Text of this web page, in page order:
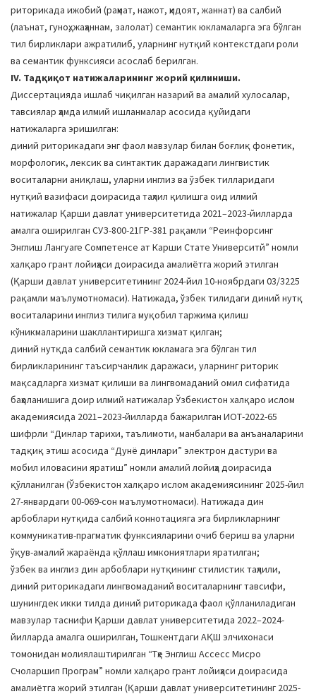
риторикада ижобий (раҳмат, нажот, ҳидоят, жаннат) ва салбий
(лаънат, гуноҳ, жаҳаннам, залолат) семантик юкламаларга эга бўлган
тил бирликлари ажратилиб, уларнинг нутқий контекстдаги роли
ва семантик функсияси асослаб берилган.
IV. Тадқиқот натижаларининг жорий қилиниши.
Диссертацияда ишлаб чиқилган назарий ва амалий хулосалар,
тавсиялар ҳамда илмий ишланмалар асосида қуйидаги
натижаларга эришилган:
диний риторикадаги энг фаол мавзулар билан боғлиқ фонетик,
морфологик, лексик ва синтактик даражадаги лингвистик
воситаларни аниқлаш, уларни инглиз ва ўзбек тилларидаги
нутқий вазифаси доирасида таҳлил қилишга оид илмий
натижалар Қарши давлат университетида 2021–2023-йилларда
амалга оширилган СУЗ-800-21ГР-381 рақамли “Реинфорcинг
Энглиш Лангуаге Cомпетенcе ат Карши Стате Университй” номли
халқаро грант лойиҳаси доирасида амалиётга жорий этилган
(Қарши давлат университетининг 2024-йил 10-ноябрдаги 03/3225
рақамли маълумотномаси). Натижада, ўзбек тилидаги диний нутқ
воситаларини инглиз тилига муқобил таржима қилиш
кўникмаларини шакллантиришга хизмат қилган;
диний нутқда салбий семантик юкламага эга бўлган тил
бирликларининг таъсирчанлик даражаси, уларнинг риторик
мақсадларга хизмат қилиши ва лингвомаданий омил сифатида
баҳоланишига доир илмий натижалар Ўзбекистон халқаро ислом
академиясида 2021–2023-йилларда бажарилган ИОТ-2022-65
шифрли “Динлар тарихи, таълимоти, манбалари ва анъаналарини
тадқиқ этиш асосида “Дунё динлари” электрон дастури ва
мобил иловасини яратиш” номли амалий лойиҳа доирасида
қўлланилган (Ўзбекистон халқаро ислом академиясининг 2025-йил
27-январдаги 00-069-сон маълумотномаси). Натижада дин
арбоблари нутқида салбий коннотацияга эга бирликларнинг
коммуникатив-прагматик функсияларини очиб бериш ва уларни
ўқув-амалий жараёнда қўллаш имкониятлари яратилган;
ўзбек ва инглиз дин арбоблари нутқининг стилистик таҳлили,
диний риторикадаги лингвомаданий воситаларнинг тавсифи,
шунингдек икки тилда диний риторикада фаол қўлланиладиган
мавзулар таснифи Қарши давлат университетида 2022–2024-
йилларда амалга оширилган, Тошкентдаги АҚШ элчихонаси
томонидан молиялаштирилган “Тҳе Энглиш Аccесс Миcро
Счоларшип Програм” номли халқаро грант лойиҳаси доирасида
амалиётга жорий этилган (Қарши давлат университетининг 2025-